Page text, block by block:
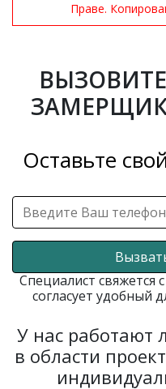
Праве.
Оставьте
Специалист
согласует удобный
У нас работают
в области